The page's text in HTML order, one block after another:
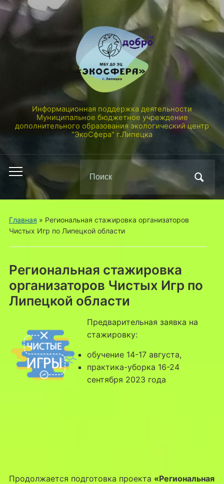
Информационная поддержка деятельности
Муниципальное бюджетное учреждение
дополнительного образования экологический центр
"ЭкоСфера" г.Липецка
Переключить
мобильное
меню
по:
Главная » Региональная стажировка организаторов
Чистых Игр по Липецкой области
Региональная стажировка
организаторов Чистых Игр по
Липецкой области
Предварительная заявка на
стажировку:
обучение 14-17 августа,
практика-уборка 16-24
сентября 2023 года
Продолжается подготовка проекта «Региональная